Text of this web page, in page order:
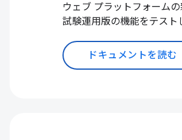
ウェブ プラットフォーム
試験運用版の機能をテスト
ドキュメントを読む